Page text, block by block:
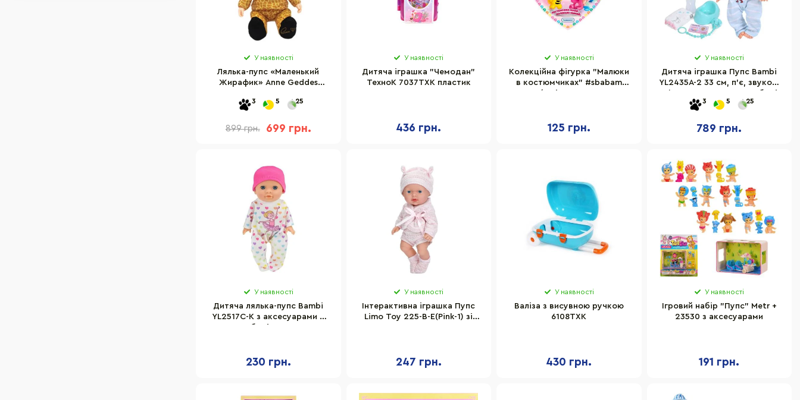
У наявності
Лялька-пупс «Маленький
Жирафик» Anne Geddes
3 5 25
899 грн. 699 грн.
У наявності
Дитяча іграшка "Чемодан"
ТехноК 7037TXK пластик
436 грн.
У наявності
Колекційна фігурка "Малюки
в костюмчиках" #sbabam
125 грн.
У наявності
Дитяча іграшка Пупс Bambi
YL2435A-2 33 см, п'є, звукові
3 5 25
789 грн.
У наявності
Дитяча лялька-пупс Bambi
YL2517C-K з аксесуарами у
230 грн.
У наявності
Інтерактивна іграшка Пупс
Limo Toy 225-B-E(Pink-1) зі
247 грн.
У наявності
Валіза з висувною ручкою
6108TXK
430 грн.
У наявності
Ігровий набір "Пупс" Metr +
23530 з аксесуарами
191 грн.